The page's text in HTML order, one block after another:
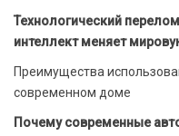
Технологический
интеллект меняет
Преимущества
современном доме
Почему современные